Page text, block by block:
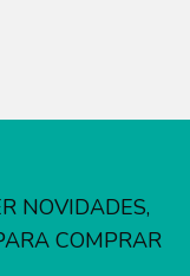
NOVIDADES,
COMPRAR